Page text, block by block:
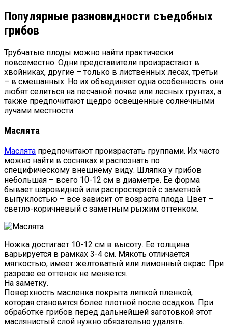
Популярные разновидности съедобных
грибов
Трубчатые плоды можно найти практически
повсеместно. Одни представители произрастают в
хвойниках, другие – только в лиственных лесах, третьи
– в смешанных. Но их объединяет одна особенность: они
любят селиться на песчаной почве или лесных грунтах, а
также предпочитают щедро освещенные солнечными
лучами местности.
Маслята
Маслята предпочитают произрастать группами. Их часто
можно найти в сосняках и распознать по
специфическому внешнему виду. Шляпка у грибов
небольшая – всего 10-12 см в диаметре. Ее форма
бывает шаровидной или распростертой с заметной
выпуклостью – все зависит от возраста плода. Цвет –
светло-коричневый с заметным рыжим оттенком.
Ножка достигает 10-12 см в высоту. Ее толщина
варьируется в рамках 3-4 см. Мякоть отличается
мягкостью, имеет желтоватый или лимонный окрас. При
разрезе ее оттенок не меняется.
На заметку.
Поверхность масленка покрыта липкой пленкой,
которая становится более плотной после осадков. При
обработке грибов перед дальнейшей заготовкой этот
маслянистый слой нужно обязательно удалять.